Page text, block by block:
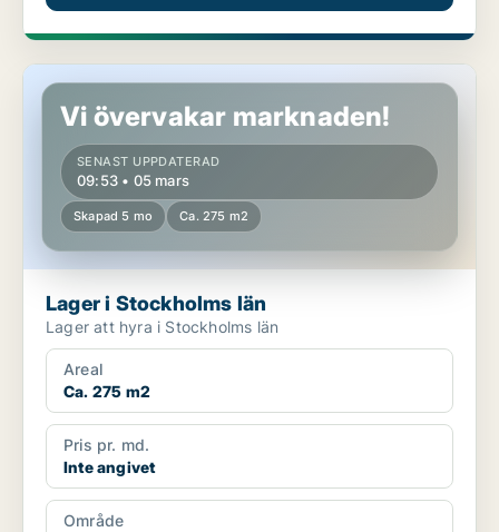
Lager i Stockholms län
Vi övervakar marknaden!
SENAST UPPDATERAD
09:53 • 05 mars
Skapad 5 mo Ca. 275 m2
Lager i Stockholms län
Lager att hyra i Stockholms län
Areal
Ca. 275 m2
Pris pr. md.
Inte angivet
Område